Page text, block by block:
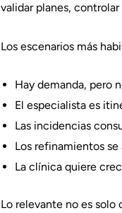
validar planes,
Los escenarios más
Hay demanda, pero
El especialista es
Las incidencias
Los refinamientos
La clínica quiere
Lo relevante no es solo